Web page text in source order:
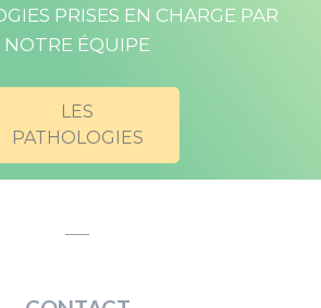
PRISES EN CHARGE PAR
NOTRE ÉQUIPE
LES
PATHOLOGIES